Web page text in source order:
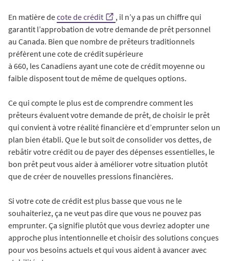
En matière decote de crédit
, il n’y a pas un chiffre qui
garantit l’approbation de votre demande de prêt personnel
au Canada. Bien que nombre de prêteurs traditionnels
préfèrent une cote de crédit supérieure
à 660, les Canadiens ayant une cote de crédit moyenne ou
faible disposent tout de même de quelques options.
Ce qui compte le plus est de comprendre comment les
prêteurs évaluent votre demande de prêt, de choisir le prêt
qui convient à votre réalité financière et d’emprunter selon un
plan bien établi. Que le but soit de consolider vos dettes, de
rebâtir votre crédit ou de payer des dépenses essentielles, le
bon prêt peut vous aider à améliorer votre situation plutôt
que de créer de nouvelles pressions financières.
Si votre cote de crédit est plus basse que vous ne le
souhaiteriez, ça ne veut pas dire que vous ne pouvez pas
emprunter. Ça signifie plutôt que vous devriez adopter une
approche plus intentionnelle et choisir des solutions conçues
pour vos besoins actuels et qui vous aident à avancer avec